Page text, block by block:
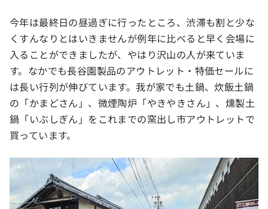
今年は最終日の昼過ぎに行ったところ、渋滞も割と少な
くすんなりとはいきませんが例年に比べると早く会場に
入ることができましたが、やはり沢山の人が来ていま
す。なかでも長谷園製品のアウトレット・特価セールに
は長い行列が伸びています。我が家でも土鍋、炊飯土鍋
の「かまどさん」、微煙陶炉「やきやきさん」、燻製土
鍋「いぶしぎん」をこれまでの窯出し市アウトレットで
買っています。